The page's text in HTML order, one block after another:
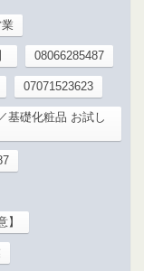
08066285487
07071523623
基礎化粧品 お試し